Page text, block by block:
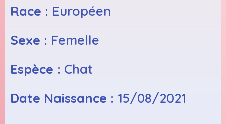
Race : Européen
Sexe : Femelle
Espèce : Chat
Date Naissance : 15/08/2021